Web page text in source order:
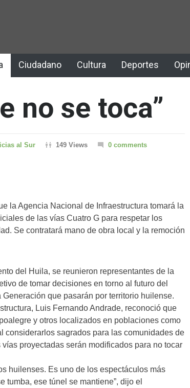
Ciudadano Cultura Deportes
no se toca”
al Sur 149 Views 0 comments
la Agencia Nacional de Infraestructura tomará la
de las vías Cuatro G para respetar los
Se contratará mano de obra local y la remoción
del Huila, se reunieron representantes de la
de tomar decisiones en torno al futuro del
que pasarán por territorio huilense.
Luis Fernando Andrade, reconoció que
y otros localizados en poblaciones como
considerarlos sagrados para las comunidades de
proyectadas serán modificados para no tocar
huilenses. Es uno de los espectáculos más
tumba, ese túnel se mantiene”, dijo el